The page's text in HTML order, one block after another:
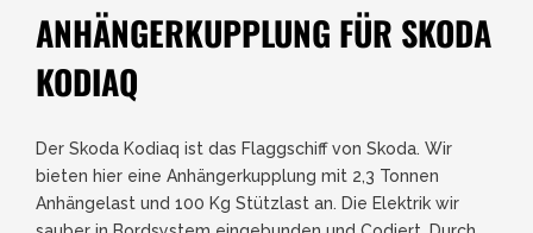
ANHÄNGERKUPPLUNG FÜR SKODA
KODIAQ
Der Skoda Kodiaq ist das Flaggschiff von Skoda. Wir
bieten hier eine Anhängerkupplung mit 2,3 Tonnen
Anhängelast und 100 Kg Stützlast an. Die Elektrik wir